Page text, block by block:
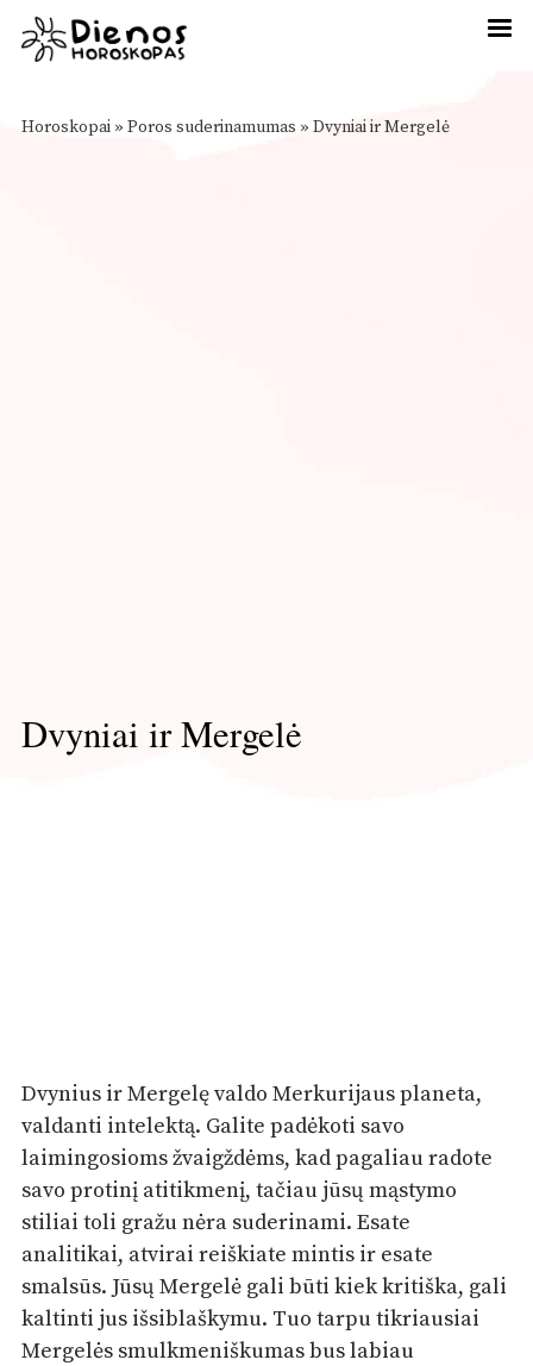
Horoskopai » Poros suderinamumas » Dvyniai ir Mergelė
Dvyniai ir Mergelė
Dvynius ir Mergelę valdo Merkurijaus planeta,
valdanti intelektą. Galite padėkoti savo
laimingosioms žvaigždėms, kad pagaliau radote
savo protinį atitikmenį, tačiau jūsų mąstymo
stiliai toli gražu nėra suderinami. Esate
analitikai, atvirai reiškiate mintis ir esate
smalsūs. Jūsų Mergelė gali būti kiek kritiška, gali
kaltinti jus išsiblaškymu. Tuo tarpu tikriausiai
Mergelės smulkmeniškumas bus labiau